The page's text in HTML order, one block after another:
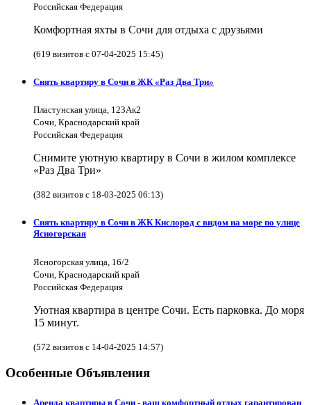
Российская Федерация
Комфортная яхты в Сочи для отдыха с друзьями
(619 визитов с 07-04-2025 15:45)
Снять квартиру в Сочи в ЖК «Раз Два Три»
Пластунская улица, 123Ак2
Сочи, Краснодарский край
Российская Федерация
Снимите уютную квартиру в Сочи в жилом комплексе
«Раз Два Три»
(382 визитов с 18-03-2025 06:13)
Снять квартиру в Сочи в ЖК Кислород с видом на море по улице
Ясногорская
Ясногорская улица, 16/2
Сочи, Краснодарский край
Российская Федерация
Уютная квартира в центре Сочи. Есть парковка. До моря
15 минут.
(572 визитов с 14-04-2025 14:57)
Особенные Объявления
Аренда квартиры в Сочи - ваш комфортный отдых гарантирован